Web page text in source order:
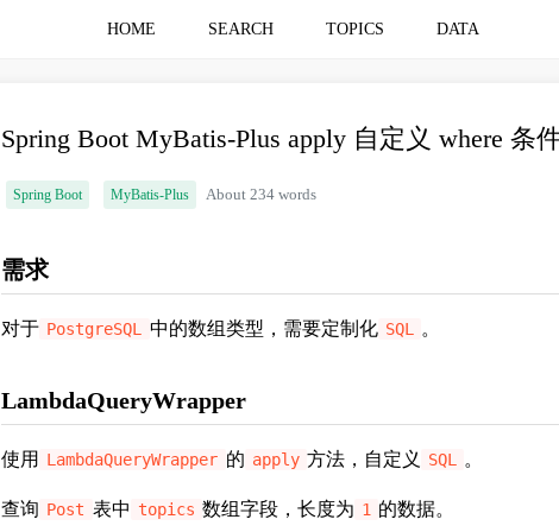
HOME SEARCH TOPICS DATA
Spring Boot MyBatis-Plus apply 自定义 where 条
Spring Boot MyBatis-Plus About 234 words
需求
对于 PostgreSQL 中的数组类型，需要定制化 SQL 。
LambdaQueryWrapper
使用 LambdaQueryWrapper 的 apply 方法，自定义 SQL 。
查询 Post 表中 topics 数组字段，长度为 1 的数据。